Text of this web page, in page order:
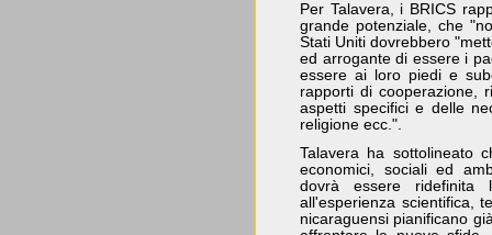
Per Talavera, i BRICS
grande potenziale, che
Stati Uniti dovrebbero
ed arrogante di essere i
essere ai loro piedi e
rapporti di cooperazione,
aspetti specifici e delle
religione ecc.".
Talavera ha sottolineato
economici, sociali ed
dovrà essere ridefinita
all'esperienza scientifica,
nicaraguensi pianificano